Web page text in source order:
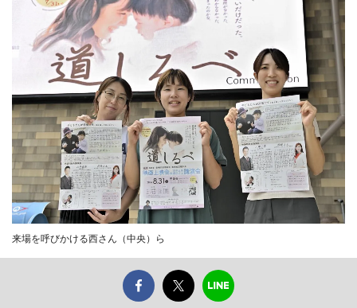
来場を呼びかける西さん（中央）ら